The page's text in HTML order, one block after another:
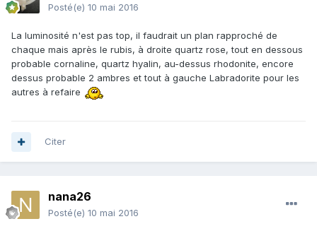
Posté(e) 10 mai 2016
La luminosité n'est pas top, il faudrait un plan rapproché de
chaque mais après le rubis, à droite quartz rose, tout en dessous
probable cornaline, quartz hyalin, au-dessus rhodonite, encore
dessus probable 2 ambres et tout à gauche Labradorite pour les
autres à refaire
Citer
nana26
Posté(e) 10 mai 2016